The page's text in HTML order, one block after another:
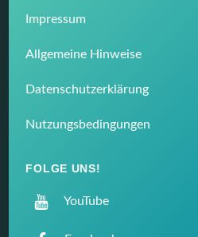
Impressum
Allgemeine Hinweise
Datenschutzerklärung
Nutzungsbedingungen
FOLGE UNS!
YouTube